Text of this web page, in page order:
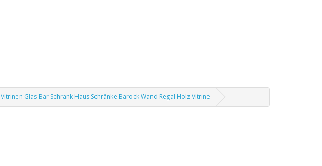
Vitrinen Glas Bar Schrank Haus Schränke Barock Wand Regal Holz Vitrine